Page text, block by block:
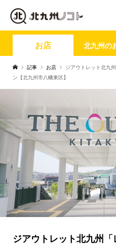
お店 北九州の
記事 お店
ジアウトレット北九
ン【北九州市八幡東区】
ジアウトレット北九州